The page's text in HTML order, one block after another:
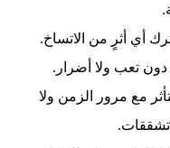
أي أثرٍ من الاتساخ.
دون تعب ولا أضرار.
مع مرور الزمن ولا
تشققات.